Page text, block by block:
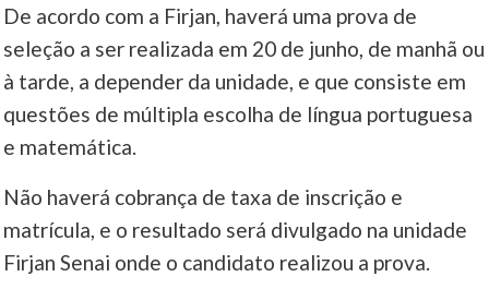
De acordo com a Firjan, haverá uma prova de
seleção a ser realizada em 20 de junho, de manhã ou
à tarde, a depender da unidade, e que consiste em
questões de múltipla escolha de língua portuguesa
e matemática.
Não haverá cobrança de taxa de inscrição e
matrícula, e o resultado será divulgado na unidade
Firjan Senai onde o candidato realizou a prova.